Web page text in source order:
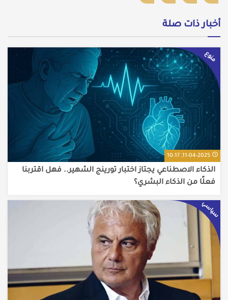
أخبار ذات صلة
منوع
11-04-2025, 10:17
الذكاء الاصطناعي يجتاز اختبار تورينج الشهير.. فهل اقتربنا
فعلًا من الذكاء البشري؟
سياسي